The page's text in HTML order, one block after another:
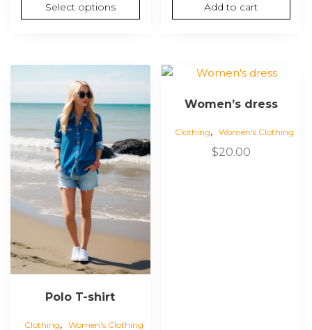
Select options Add to cart
Polo T-shirt
Clothing, Women's Clothing
Women’s dress
Clothing, Women's Clothing
$20.00